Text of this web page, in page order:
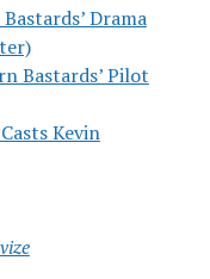
Drama
Bastards’ Pilot
Kevin